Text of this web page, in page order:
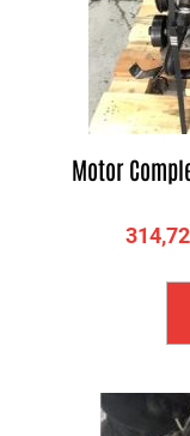
Motor
314,72